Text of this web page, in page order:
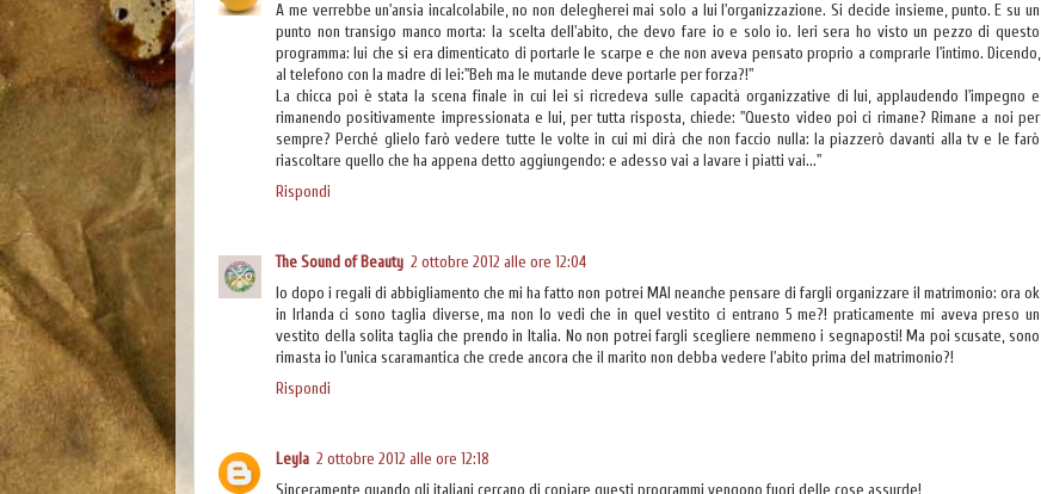
A me verrebbe un'ansia incalcolabile, no non delegherei mai solo a lui l'organizzazione. Si decide insieme, punto. E su un
punto non transigo manco morta: la scelta dell'abito, che devo fare io e solo io. Ieri sera ho visto un pezzo di questo
programma: lui che si era dimenticato di portarle le scarpe e che non aveva pensato proprio a comprarle l'intimo. Dicendo,
al telefono con la madre di lei:"Beh ma le mutande deve portarle per forza?!"
La chicca poi è stata la scena finale in cui lei si ricredeva sulle capacità organizzative di lui, applaudendo l'impegno e
rimanendo positivamente impressionata e lui, per tutta risposta, chiede: "Questo video poi ci rimane? Rimane a noi per
sempre? Perché glielo farò vedere tutte le volte in cui mi dirà che non faccio nulla: la piazzerò davanti alla tv e le farò
riascoltare quello che ha appena detto aggiungendo: e adesso vai a lavare i piatti vai..."
Rispondi
The Sound of Beauty 2 ottobre 2012 alle ore 12:04
Io dopo i regali di abbigliamento che mi ha fatto non potrei MAI neanche pensare di fargli organizzare il matrimonio: ora ok
in Irlanda ci sono taglia diverse, ma non lo vedi che in quel vestito ci entrano 5 me?! praticamente mi aveva preso un
vestito della solita taglia che prendo in Italia. No non potrei fargli scegliere nemmeno i segnaposti! Ma poi scusate, sono
rimasta io l'unica scaramantica che crede ancora che il marito non debba vedere l'abito prima del matrimonio?!
Rispondi
Leyla 2 ottobre 2012 alle ore 12:18